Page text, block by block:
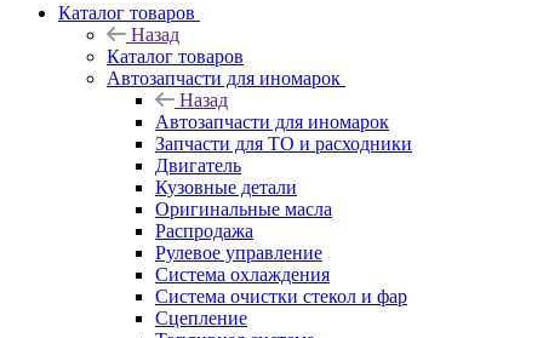
Каталог товаров
Назад
Каталог товаров
Автозапчасти для иномарок
Назад
Автозапчасти для иномарок
Запчасти для ТО и расходники
Двигатель
Кузовные детали
Оригинальные масла
Распродажа
Рулевое управление
Система охлаждения
Система очистки стекол и фар
Сцепление